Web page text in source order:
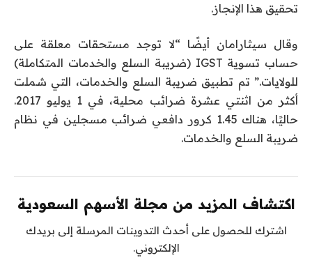
تحقيق هذا الإنجاز.
وقال سيثارامان أيضًا “لا توجد مستحقات معلقة على
حساب تسوية IGST (ضريبة السلع والخدمات المتكاملة)
للولايات.” تم تطبيق ضريبة السلع والخدمات، التي شملت
أكثر من اثنتي عشرة ضرائب محلية، في 1 يوليو 2017.
حاليًا، هناك 1.45 كرور دافعي ضرائب مسجلين في نظام
ضريبة السلع والخدمات.
اكتشاف المزيد من مجلة الأسهم السعودية
اشترك للحصول على أحدث التدوينات المرسلة إلى بريدك
الإلكتروني.